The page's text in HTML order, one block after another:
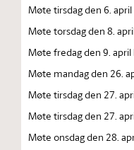
Møte tirsdag den 6. april
Møte torsdag den 8.
Møte fredag den 9. april
Møte mandag den 26.
Møte tirsdag den 27.
Møte tirsdag den 27.
Møte onsdag den 28.